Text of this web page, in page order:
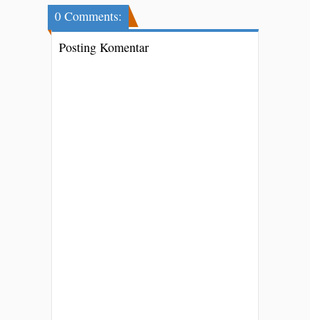
0 Comments:
Posting Komentar